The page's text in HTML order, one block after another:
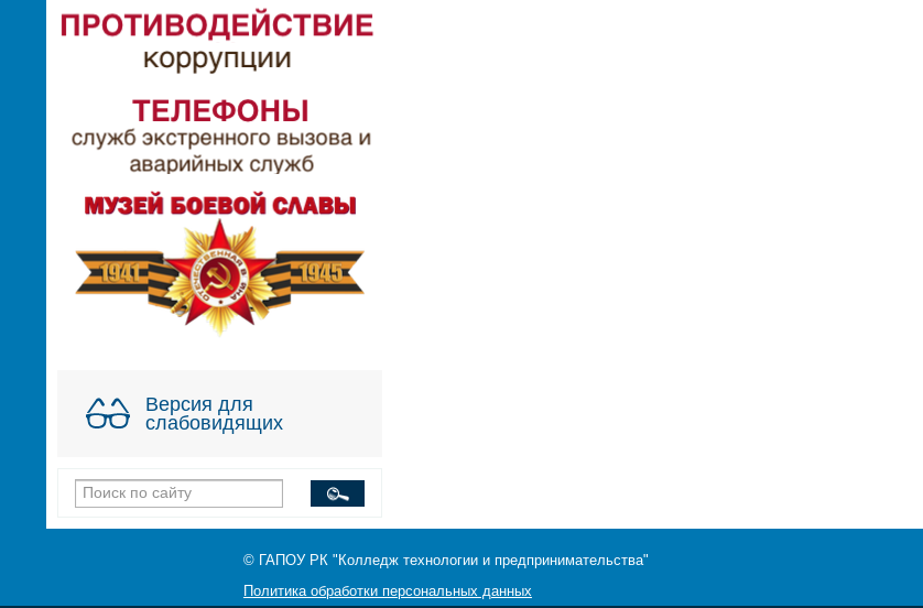
Версия для
слабовидящих
© ГАПОУ РК "Колледж технологии и предпринимательства"
Политика обработки персональных данных